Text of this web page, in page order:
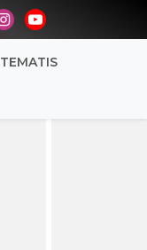
TEMATIS